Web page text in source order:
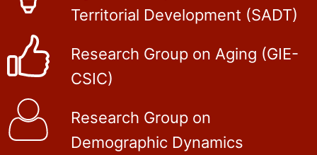
Territorial Development (SADT)
Research Group on Aging (GIE-
CSIC)
Research Group on
Demographic Dynamics